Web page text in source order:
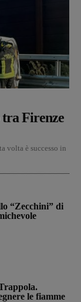
tra Firenze
volta è successo in
“Zecchini” di
le fiamme